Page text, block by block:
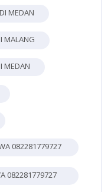
MEDAN
MALANG
MEDAN
082281779727
082281779727